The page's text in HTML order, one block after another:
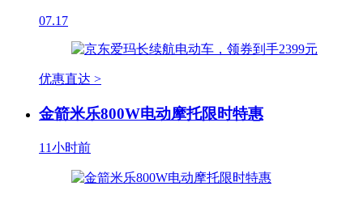
07.17
优惠直达 >
金箭米乐800W电动摩托限时特惠
11小时前